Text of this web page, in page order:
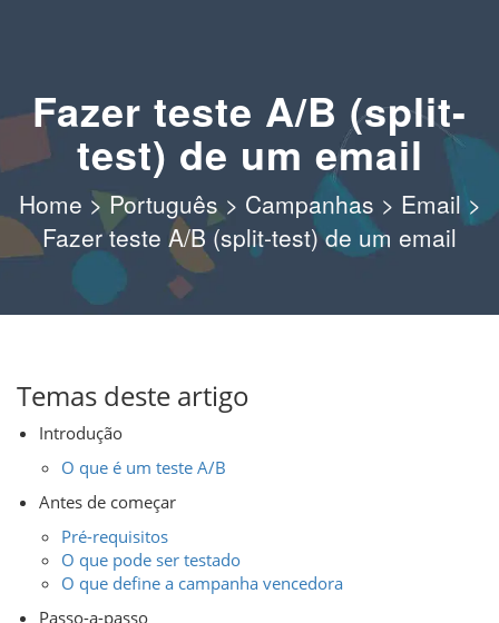
Fazer teste A/B (split-
test) de um email
Home > Português > Campanhas > Email >
Fazer teste A/B (split-test) de um email
Temas deste artigo
Introdução
O que é um teste A/B
Antes de começar
Pré-requisitos
O que pode ser testado
O que define a campanha vencedora
Passo-a-passo